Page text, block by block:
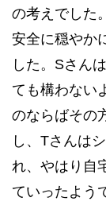
の考えでした
安全に穏やか
した。Sさん
ても構わない
のならばその
し、Tさんは
れ、やはり自
ていったよう